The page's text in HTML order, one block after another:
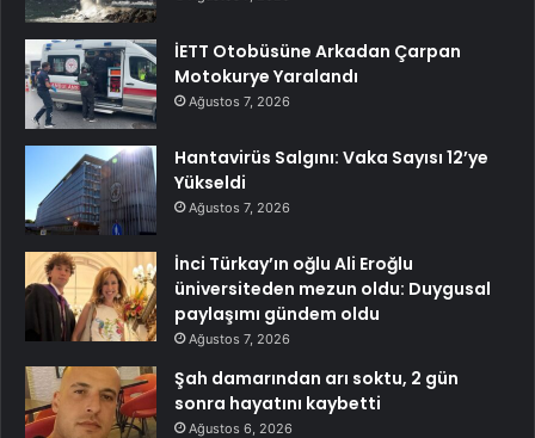
İETT Otobüsüne Arkadan Çarpan
Motokurye Yaralandı
Ağustos 7, 2026
Hantavirüs Salgını: Vaka Sayısı 12’ye
Yükseldi
Ağustos 7, 2026
İnci Türkay’ın oğlu Ali Eroğlu
üniversiteden mezun oldu: Duygusal
paylaşımı gündem oldu
Ağustos 7, 2026
Şah damarından arı soktu, 2 gün
sonra hayatını kaybetti
Ağustos 6, 2026